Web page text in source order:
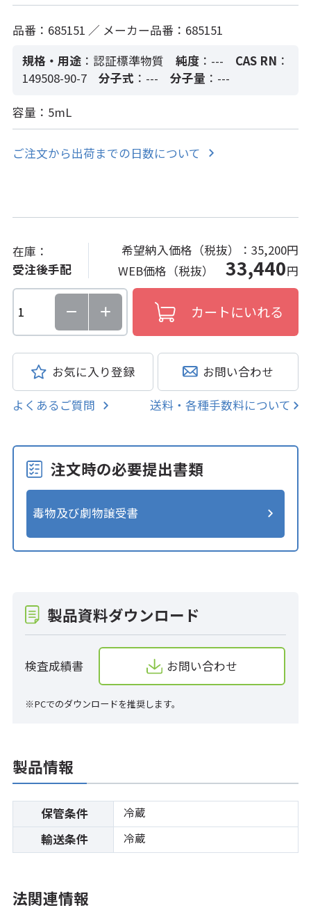
品番：685151 ／ メーカー品番：685151
規格・用途 ：認証標準物質 純度：--- CAS RN ：
149508-90-7
分子式 ：--- 分子量 ：---
容量：5mL
ご注文から出荷までの日数について
在庫：
受注後手配
希望納入価格（税抜）：35,200円
WEB価格（税抜）33,440円
お気に入り登録 お問い合わせ
よくあるご質問 送料・各種手数料について
注文時の必要提出書類
毒物及び劇物譲受書
製品資料ダウンロード
検査成績書 お問い合わせ
※PCでのダウンロードを推奨します。
製品情報
保管条件 冷蔵
輸送条件 冷蔵
法関連情報